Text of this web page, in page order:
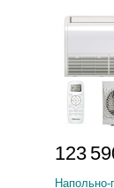
123
Напольно-